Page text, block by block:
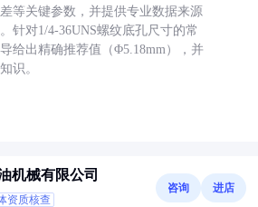
等关键参数，并提供专业数据来源
针对1/4-36UNS螺纹底孔尺寸的常
给出精确推荐值（Φ5.18mm），并
识。
机械有限公司
资质核查
咨询 进店